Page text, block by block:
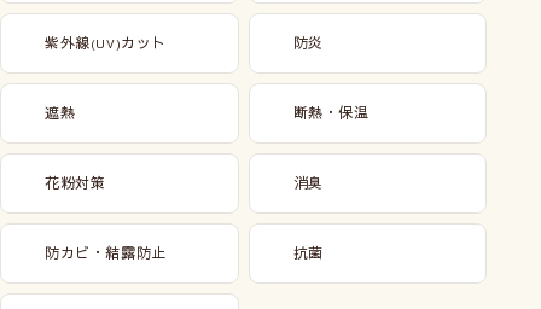
紫外線(UV)カット 防炎
遮熱 断熱・保温
花粉対策 消臭
防カビ・結露防止 抗菌